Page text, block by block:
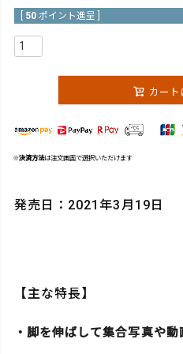
50 ポイント進呈 ]
カート
※決済方法は注文画面で選択いただけます
発売日：2021年3月19日
【主な特長】
・脚を伸ばして集合写真や動